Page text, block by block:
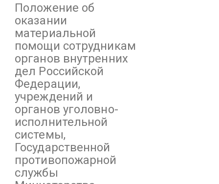
Положение об
оказании
материальной
помощи сотрудникам
органов внутренних
дел Российской
Федерации,
учреждений и
органов уголовно-
исполнительной
системы,
Государственной
противопожарной
службы